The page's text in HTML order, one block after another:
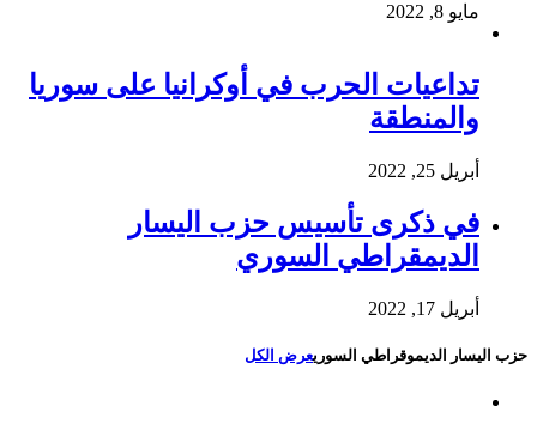
مايو 8, 2022
تداعيات الحرب في أوكرانيا على سوريا
والمنطقة
أبريل 25, 2022
في ذكرى تأسيس حزب اليسار
الديمقراطي السوري
أبريل 17, 2022
حزب اليسار الديموقراطي السوريعرض الكل